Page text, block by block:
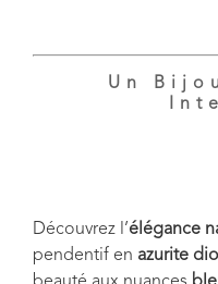
Un
Découvrez l’élégance
pendentif en azurite